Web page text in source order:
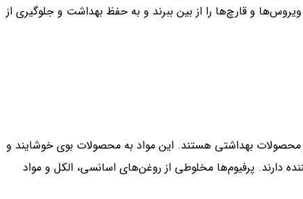
و قارچ‌ها را از بین ببرند و به حفظ بهداشت و جلوگیری از
بهداشتی هستند. این مواد به محصولات بوی خوشایند و
دارند. پرفیوم‌ها مخلوطی از روغن‌های اسانسی، الکل و مواد